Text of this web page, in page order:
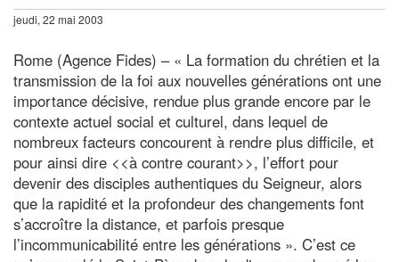
jeudi, 22 mai 2003
Rome (Agence Fides) – « La formation du chrétien et la
transmission de la foi aux nouvelles générations ont une
importance décisive, rendue plus grande encore par le
contexte actuel social et culturel, dans lequel de
nombreux facteurs concourent à rendre plus difficile, et
pour ainsi dire <<à contre courant>>, l’effort pour
devenir des disciples authentiques du Seigneur, alors
que la rapidité et la profondeur des changements font
s’accroître la distance, et parfois presque
l’incommunicabilité entre les générations ». C’est ce